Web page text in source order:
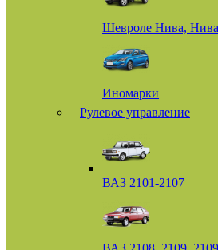
Шевроле Нива,
Иномарки
Рулевое управление
ВАЗ 2101-2107